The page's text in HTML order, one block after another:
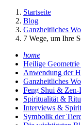
Startseite
Blog
Ganzheitliches
7 Wege, um Ihre
home
Heilige
Anwendung der
Ganzheitliches
Feng Shui & Zen-
Spiritualität &
Interviews &
Symbolik der